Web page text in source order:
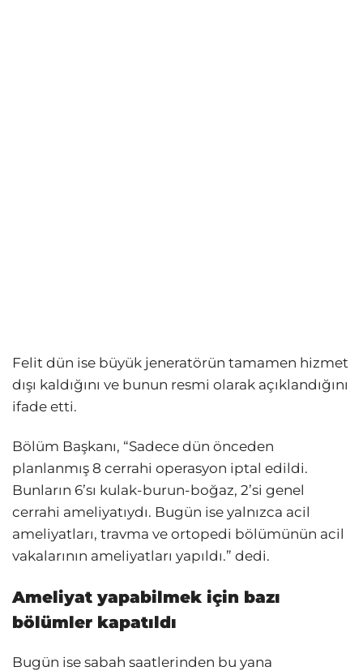
Felit dün ise büyük jeneratörün tamamen hizmet
dışı kaldığını ve bunun resmi olarak açıklandığını
ifade etti.
Bölüm Başkanı, “Sadece dün önceden
planlanmış 8 cerrahi operasyon iptal edildi.
Bunların 6’sı kulak-burun-boğaz, 2’si genel
cerrahi ameliyatıydı. Bugün ise yalnızca acil
ameliyatları, travma ve ortopedi bölümünün acil
vakalarının ameliyatları yapıldı.” dedi.
Ameliyat yapabilmek için bazı
bölümler kapatıldı
Bugün ise sabah saatlerinden bu yana